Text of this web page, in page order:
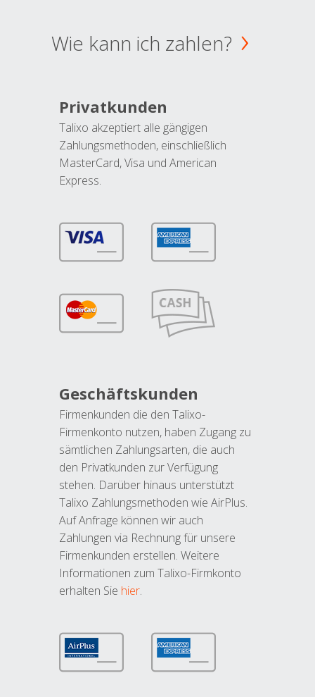
Wie kann ich zahlen?
Privatkunden
Talixo akzeptiert alle gängigen
Zahlungsmethoden, einschließlich
MasterCard, Visa und American
Express.
Geschäftskunden
Firmenkunden die den Talixo-
Firmenkonto nutzen, haben Zugang zu
sämtlichen Zahlungsarten, die auch
den Privatkunden zur Verfügung
stehen. Darüber hinaus unterstützt
Talixo Zahlungsmethoden wie AirPlus.
Auf Anfrage können wir auch
Zahlungen via Rechnung für unsere
Firmenkunden erstellen. Weitere
Informationen zum Talixo-Firmkonto
erhalten Sie hier.